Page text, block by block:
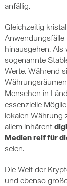
anfällig.
Gleichzeitig
Anwendungsfälle
hinausgehen.
sogenannte
Werte. Während
Menschen in
essenzielle
lokalen Währung
allem inhärent
Medien reif für
seien.
Die Welt der
und ebenso